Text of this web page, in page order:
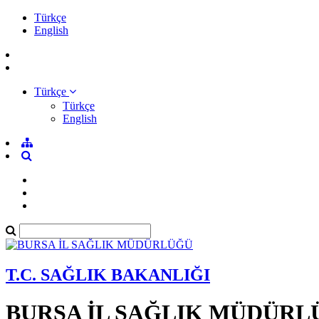
Türkçe
English
Türkçe
Türkçe
English
T.C. SAĞLIK BAKANLIĞI
BURSA İL SAĞLIK